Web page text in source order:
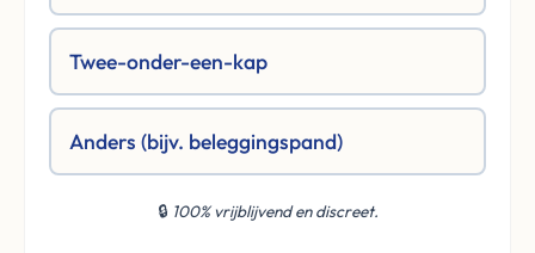
Twee-onder-een-kap
Anders (bijv. beleggingspand)
🔒 100% vrijblijvend en discreet.